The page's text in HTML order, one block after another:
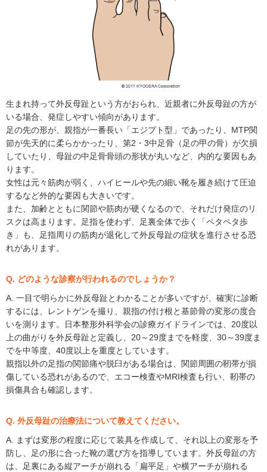
生まれ持って外反母趾という方がおられ、近親者に外反母趾の方が
いる場合、発症しやすい傾向があります。
足の先の形が、親指が一番長い「エジプト型」であったり、MTP関
節が先天的に柔らかかったり、第2・3中足骨（足の甲の骨）が欠損
していたり、母趾の中足骨骨頭の形状が丸いなど、内的な要因もあ
ります。
女性は元々筋肉が弱く、ハイヒールや先の細い靴を履き続けて圧迫
するなど外的な要因も大きいです。
また、加齢とともに関節や筋肉が硬くなるので、それだけ発症のリ
スクは高まります。足指を使わず、足裏全体で歩く「ペタペタ歩
き」も、足指周りの筋肉が退化して外反母趾の症状を進行させる恐
れがあります。
Q. どのような診察が行われるのでしょうか？
A. 一目で明らかに外反母趾とわかることが多いですが、確実に診断
するには、レントゲンを撮り、親指の付け根と基節骨の変形の度合
いを測ります。日本整形外科学会の診療ガイドラインでは、20度以
上の曲がりを外反母趾と定義し、20～29度までを軽度、30～39度ま
でを中等度、40度以上を重度としています。
親指以外の足指の関節痛や脱臼がある場合は、関節周囲の靭帯が損
傷している恐れがあるので、エコー検査やMRI検査も行い、靭帯の
損傷具合も確認します。
Q. 外反母趾の治療法について教えてください。
A. まずは変形の程度に応じて装具を作成して、それ以上の変形を予
防し、足の形に合った靴の選び方を指導しています。外反母趾の方
は、足裏にある縦アーチが崩れる「扁平足」や横アーチが崩れる